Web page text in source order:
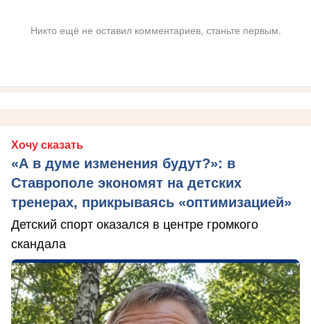
Никто ещё не оставил комментариев, станьте первым.
Хочу сказать
«А в думе изменения будут?»: в
Ставрополе экономят на детских
тренерах, прикрываясь «оптимизацией»
Детский спорт оказался в центре громкого
скандала